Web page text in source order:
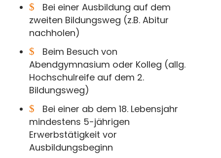
$
Bei einer Ausbildung auf dem
zweiten Bildungsweg (z.B. Abitur
nachholen)
$
Beim Besuch von
Abendgymnasium oder Kolleg (allg.
Hochschulreife auf dem 2.
Bildungsweg)
$
Bei einer ab dem 18. Lebensjahr
mindestens 5-jährigen
Erwerbstätigkeit vor
Ausbildungsbeginn